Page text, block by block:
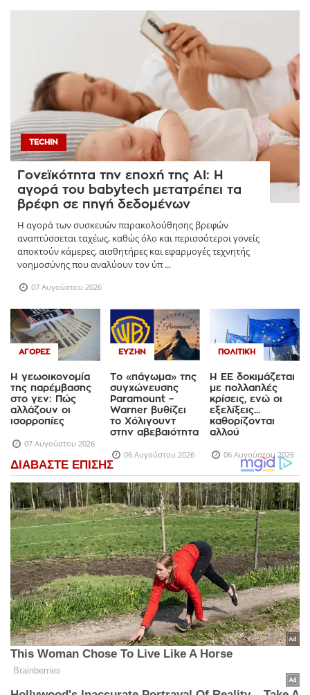
TECHIN
Γονεϊκότητα την εποχή της AI: Η
αγορά του babytech μετατρέπει τα
βρέφη σε πηγή δεδομένων
Η αγορά των συσκευών παρακολούθησης βρεφών
αναπτύσσεται ταχέως, καθώς όλο και περισσότεροι γονείς
αποκτούν κάμερες, αισθητήρες και εφαρμογές τεχνητής
νοημοσύνης που αναλύουν τον ύπ ...
07 Αυγούστου 2026
ΑΓΟΡΈΣ
Η γεωοικονομία
της παρέμβασης
στο γεν: Πώς
αλλάζουν οι
ισορροπίες
07 Αυγούστου 2026
ΕΥΖΗΝ
Το «πάγωμα» της
συγχώνευσης
Paramount –
Warner βυθίζει
το Χόλιγουντ
στην αβεβαιότητα
06 Αυγούστου 2026
ΠΟΛΙΤΙΚΉ
Η ΕΕ δοκιμάζεται
με πολλαπλές
κρίσεις, ενώ οι
εξελίξεις...
καθορίζονται
αλλού
06 Αυγούστου 2026